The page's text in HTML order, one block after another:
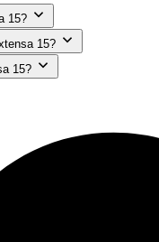
15?
15?
15?